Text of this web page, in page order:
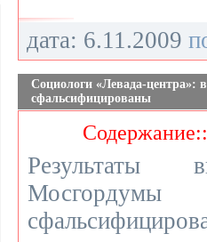
дата: 6.11.2009
Социологи «Левада-
сфальсифицированы
Результаты